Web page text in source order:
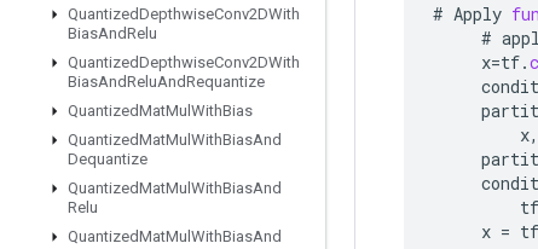
QuantizedDepthwiseConv2DWith
BiasAndRelu
QuantizedDepthwiseConv2DWith
BiasAndReluAndRequantize
QuantizedMatMul WithBias
QuantizedMatMul WithBiasAnd
Dequantize
QuantizedMatMul WithBiasAnd
Relu
QuantizedMatMul WithBiasAnd
# Apply
#
x=tf.
x,
tf
x = tf